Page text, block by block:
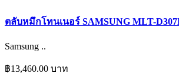
ตลับหมึกโทนเนอร์ SAMSUNG MLT-
Samsung ..
฿13,460.00 บาท